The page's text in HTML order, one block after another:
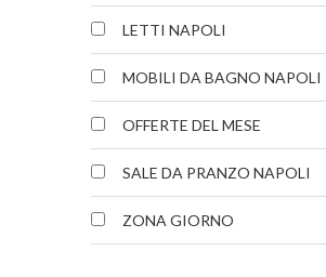
LETTI NAPOLI
MOBILI DA BAGNO NAPOLI
OFFERTE DEL MESE
SALE DA PRANZO NAPOLI
ZONA GIORNO